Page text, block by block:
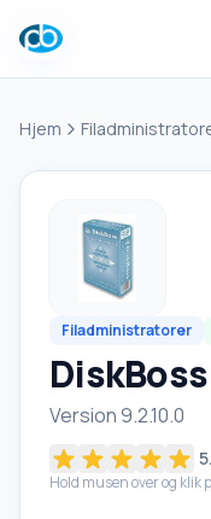
Hjem
Filadministratorer
DiskBoss
Version 9.2.10.0
Hold musen over og klik